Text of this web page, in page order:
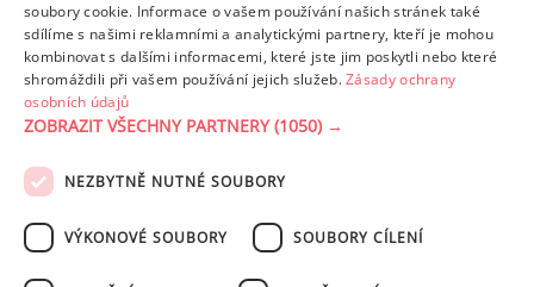
1 2 3 4 5 6
Další stránka >
PODMÍNKY UŽITÍ ZÁSADY OCHRANY OSOBNÍCH ÚDAJŮ
NASTAVENÍ COOKIES
soubory cookie. Informace o vašem používání našich stránek také
sdílíme s našimi reklamními a analytickými partnery, kteří je mohou
kombinovat s dalšími informacemi, které jste jim poskytli nebo které
shromáždili při vašem používání jejich služeb.Zásady ochrany
osobních údajů
ZOBRAZIT VŠECHNY PARTNERY(1050) →
NEZBYTNĚ NUTNÉ SOUBORY
VÝKONOVÉ SOUBORY SOUBORY CÍLENÍ